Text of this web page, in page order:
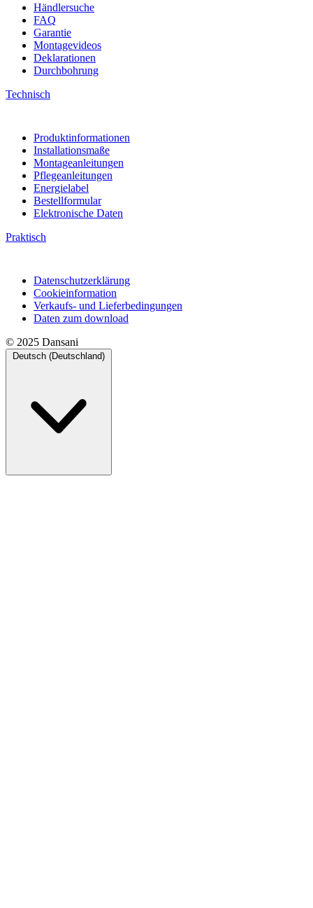
Händlersuche
FAQ
Garantie
Montagevideos
Deklarationen
Durchbohrung
Technisch
Produktinformationen
Installationsmaße
Montageanleitungen
Pflegeanleitungen
Energielabel
Bestellformular
Elektronische Daten
Praktisch
Datenschutzerklärung
Cookieinformation
Verkaufs- und Lieferbedingungen
Daten zum download
© 2025 Dansani
Deutsch (Deutschland)